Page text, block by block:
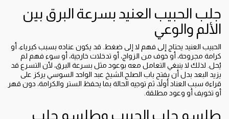
جلب الحبيب العنيد بسرعة البرق بين
الألم والوعي
الحبيب العنيد يحتاج إلى فهم لا إلى ضغط. قد يكون عناده بسبب كبرياء، أو
كرامة مجروحة، أو خوف من الزواج، أو تدخلات خارجية، أو سوء فهم لم
يُحل. لذلك لا ينبغي التعامل معه بوعود مثل بسرعة البرق، لأن التسرع قد
يزيد البعد بدل أن يفتح باب الصلح.الشيخ عبد الواحد السوسي يركز على
قراءة سبب العناد أولاً، ثم توجيه الحالة بما يحفظ الستر والكرامة، دون قهر
أو تخويف أو وعود مطلقة.
طلسم جلب الحبيب وطلسم جلب